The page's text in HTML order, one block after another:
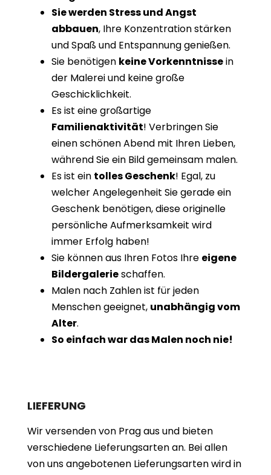
Sie werden Stress und Angst
abbauen, Ihre Konzentration stärken
und Spaß und Entspannung genießen.
Sie benötigen keine Vorkenntnissein
der Malerei und keine große
Geschicklichkeit.
Es ist eine großartige
Familienaktivität! Verbringen Sie
einen schönen Abend mit Ihren Lieben,
während Sie ein Bild gemeinsam malen.
Es ist ein tolles Geschenk! Egal, zu
welcher Angelegenheit Sie gerade ein
Geschenk benötigen, diese originelle
persönliche Aufmerksamkeit wird
immer Erfolg haben!
Sie können aus Ihren Fotos Ihre eigene
Bildergalerieschaffen.
Malen nach Zahlen ist für jeden
Menschen geeignet, unabhängig vom
Alter.
So einfach war das Malen noch nie!
LIEFERUNG
Wir versenden von Prag aus und bieten
verschiedene Lieferungsarten an. Bei allen
von uns angebotenen Lieferungsarten wird in